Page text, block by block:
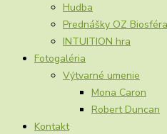
Hudba
Prednášky OZ Biosféra
INTUITION hra
Fotogaléria
Výtvarné umenie
Mona Caron
Robert Duncan
Kontakt